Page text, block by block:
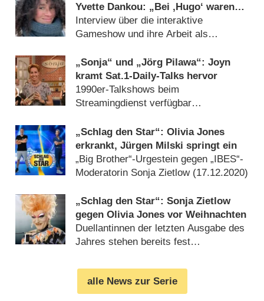
Yvette Dankou: „Bei ‚Hugo‘ waren
wir wie eine kleine Familie“
Interview über die interaktive
Gameshow und ihre Arbeit als
„Sonja“ und „Jörg Pilawa“: Joyn
kramt Sat.1-Daily-Talks hervor
1990er-Talkshows beim
Streamingdienst verfügbar
„Schlag den Star“: Olivia Jones
erkrankt, Jürgen Milski springt ein
„Big Brother“-Urgestein gegen „IBES“-
Moderatorin Sonja Zietlow (17.12.2020)
„Schlag den Star“: Sonja Zietlow
gegen Olivia Jones vor Weihnachten
Duellantinnen der letzten Ausgabe des
Jahres stehen bereits fest
alle News zur Serie